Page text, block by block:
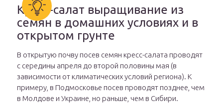
Кресс-салат выращивание из
семян в домашних условиях и в
открытом грунте
В открытую почву посев семян кресс-салата проводят
с середины апреля до второй половины мая (в
зависимости от климатических условий региона). К
примеру, в Подмосковье посев проводят позднее, чем
в Молдове и Украине, но раньше, чем в Сибири.